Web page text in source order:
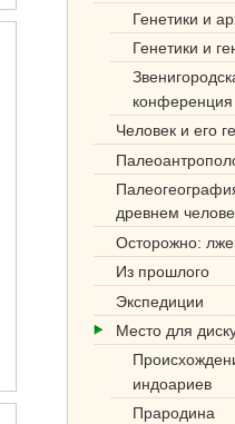
Генетики и
Генетики и
конференция
Человек и его
древнем
Осторожно:
Из прошлого
Экспедиции
Место для
индоариев
Прародина